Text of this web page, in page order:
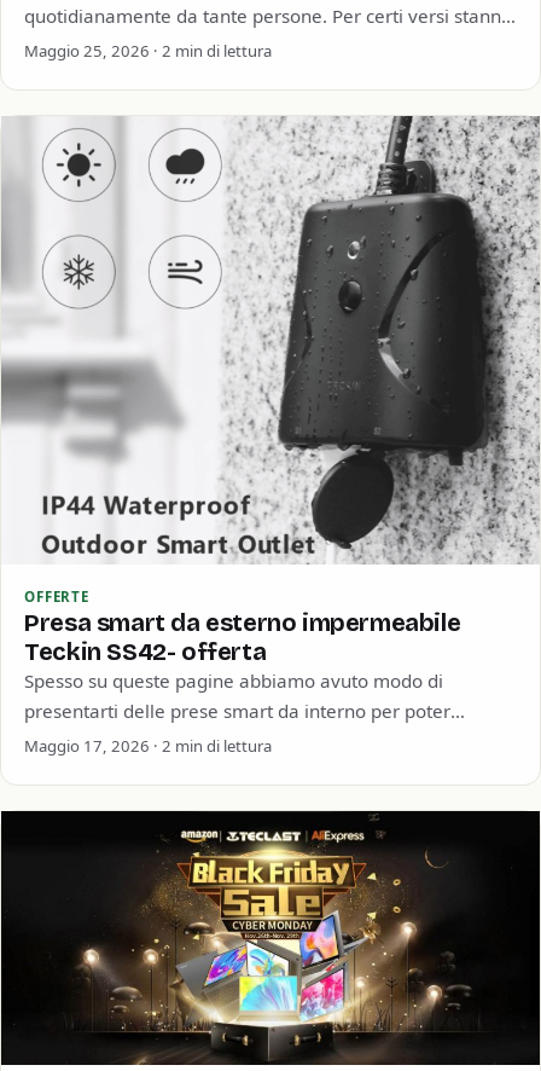
quotidianamente da tante persone. Per certi versi stanno
prendendo il posto dei vecchi ed economici…
Maggio 25, 2026 · 2 min di lettura
OFFERTE
Presa smart da esterno impermeabile
Teckin SS42- offerta
Spesso su queste pagine abbiamo avuto modo di
presentarti delle prese smart da interno per poter
accendere o spegnere dispositivi da remoto.…
Maggio 17, 2026 · 2 min di lettura